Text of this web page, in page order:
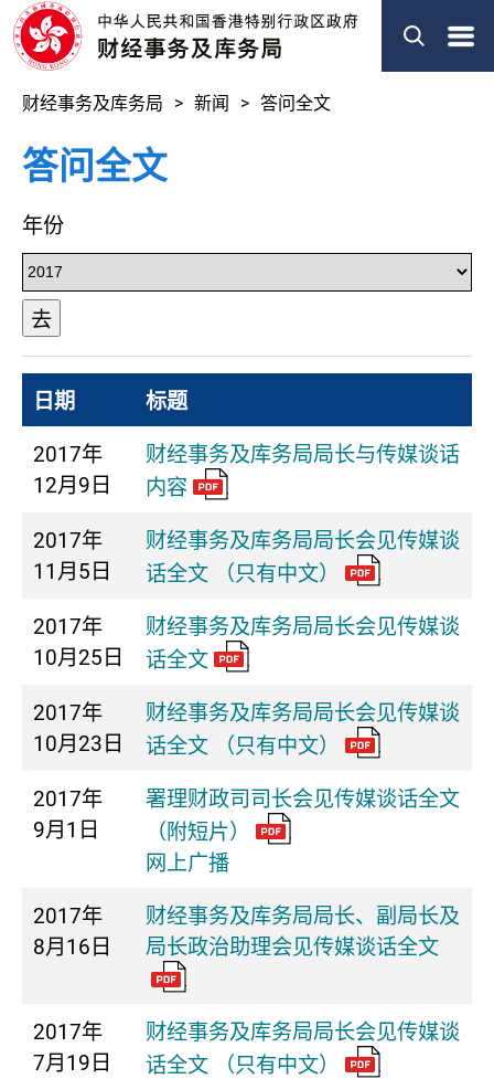
菜
财经事务及库务局 新闻 答问全文
答问全文
年份
去
日期 标题
2017年
12月9日
财经事务及库务局局长与传媒谈话
内容
2017年
11月5日
财经事务及库务局局长会见传媒谈
话全文 （只有中文）
2017年
10月25日
财经事务及库务局局长会见传媒谈
话全文
2017年
10月23日
财经事务及库务局局长会见传媒谈
话全文 （只有中文）
2017年
9月1日
署理财政司司长会见传媒谈话全文
（附短片）
网上广播
2017年
8月16日
财经事务及库务局局长、副局长及
局长政治助理会见传媒谈话全文
2017年
7月19日
财经事务及库务局局长会见传媒谈
话全文 （只有中文）